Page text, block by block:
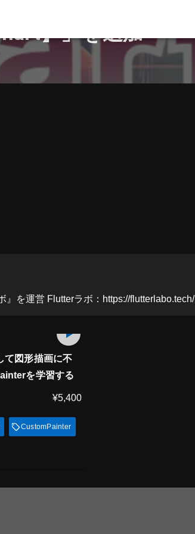
】」を追加
を運営 Flutterラボ：https://flutterlabo.tech/
73min
て図形描画に不
を学習する
¥5,400
CustomPainter